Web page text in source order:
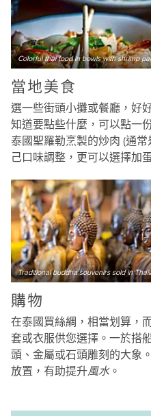
Colorful thai food in bowls with shrimp
當地美食
選一些街頭小攤或餐廳，好
知道要點些什麼，可以點一
泰國聖羅勒烹製的炒肉 (通
己口味調整，更可以選擇加
Traditional buddha souvenirs sold in
購物
在泰國買絲綢，相當划算，
套或衣服供您選擇。一於搭
頭、金屬或石頭雕刻的大象
放置，有助提升風水。